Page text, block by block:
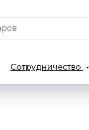
Сотрудничество